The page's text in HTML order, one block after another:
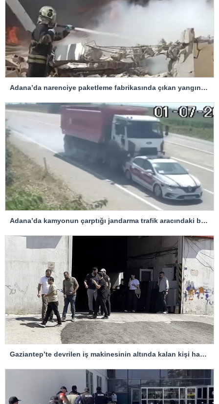
Adana’da narenciye paketleme fabrikasında çıkan yangın kontrol altına alındı
Adana’da kamyonun çarptığı jandarma trafik aracındaki bir personel yaralandı
Gaziantep’te devrilen iş makinesinin altında kalan kişi hayatını kaybetti